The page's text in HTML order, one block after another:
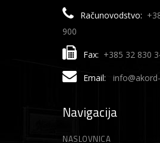
Računovodstvo:
900
Fax: +385 32 830
Email:
Navigacija
NASLOVNICA